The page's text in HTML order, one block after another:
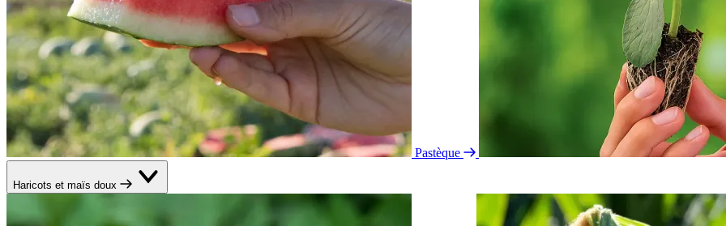
Pastèque
Haricots et maïs doux